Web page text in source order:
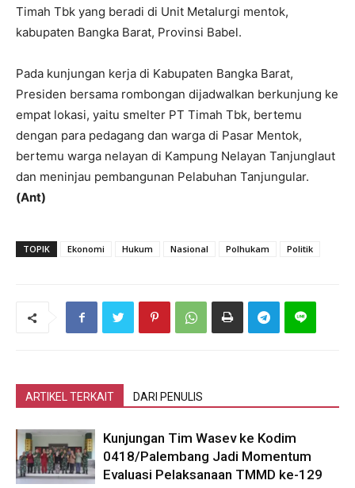
Timah Tbk yang beradi di Unit Metalurgi mentok,
kabupaten Bangka Barat, Provinsi Babel.
Pada kunjungan kerja di Kabupaten Bangka Barat,
Presiden bersama rombongan dijadwalkan berkunjung ke
empat lokasi, yaitu smelter PT Timah Tbk, bertemu
dengan para pedagang dan warga di Pasar Mentok,
bertemu warga nelayan di Kampung Nelayan Tanjunglaut
dan meninjau pembangunan Pelabuhan Tanjungular.
(Ant)
TOPIK Ekonomi Hukum Nasional Polhukam Politik
ARTIKEL TERKAIT DARI PENULIS
Kunjungan Tim Wasev ke Kodim
0418/Palembang Jadi Momentum
Evaluasi Pelaksanaan TMMD ke-129